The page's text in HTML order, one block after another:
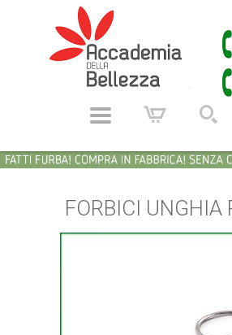
FORBICI UNGHIA